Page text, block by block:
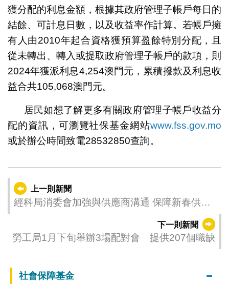
獲分配的利息金額，根據其政府管理子帳戶每日的
結餘、可計息日數，以及收益率作計算。若帳戶擁
有人由2010年起合資格獲預算盈餘特別分配，且
從未轉出、轉入或提取政府管理子帳戶的款項，則
2024年獲派利息4,254澳門元，累積撥款及利息收
益合共105,068澳門元。
居民如想了解更多有關政府管理子帳戶收益分
配的資訊，可瀏覽社保基金網站www.fss.gov.mo
或於辦公時間致電28532850查詢。
上一則新聞
經科局消委會加強與供應商溝通 保障新春供應
下一則新聞
勞工局1月下旬舉辦3場配對會 提供207個職缺
社會保障基金